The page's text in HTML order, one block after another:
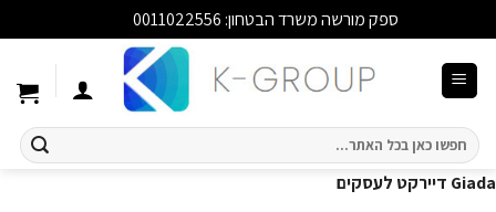
ספק מורשה משרד הבטחון: 0011022556
חיפוש
עבור:
Giada דיירקט לעסקים